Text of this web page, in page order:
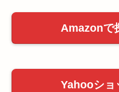
Amazonで
Yahooショ